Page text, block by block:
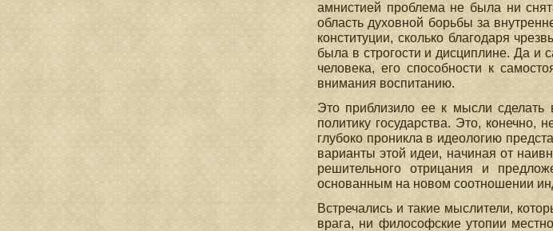
амнистией проблема не была ни
область духовной борьбы за
конституции, сколько благодаря
была в строгости и дисциплине. Да и
человека, его способности к
внимания воспитанию.
Это приблизило ее к мысли сделать
политику государства. Это,
глубоко проникла в идеологию
варианты этой идеи, начиная от
решительного отрицания и
основанным на новом соотношении
Встречались и такие мыслители,
врага, ни философские утопии